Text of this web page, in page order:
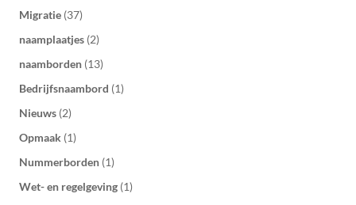
Migratie (37)
naamplaatjes (2)
naamborden (13)
Bedrijfsnaambord (1)
Nieuws (2)
Opmaak (1)
Nummerborden (1)
Wet- en regelgeving (1)